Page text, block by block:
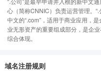
心（简称CNNIC）负责运营管理。
中文的“.com”，适用于商业应用，
业无形资产的重要组成部分，是企
综合体现。
域名注册规则